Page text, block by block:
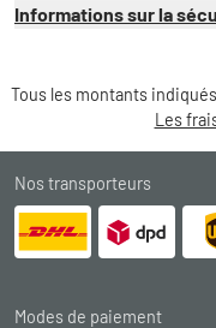
Informations sur la
Tous les montants
Les
Nos transporteurs
Modes de paiement